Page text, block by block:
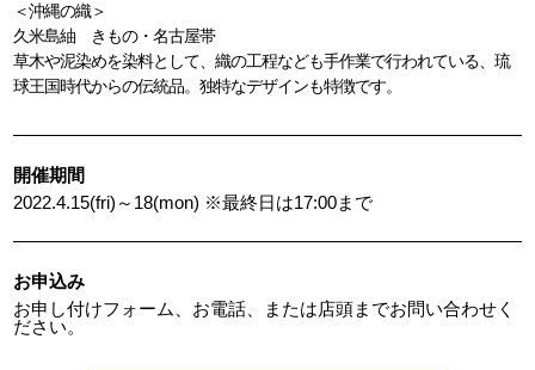
＜沖縄の織＞
久米島紬 きもの・名古屋帯
草木や泥染めを染料として、織の工程なども手作業で行われている、琉
球王国時代からの伝統品。独特なデザインも特徴です。
開催期間
2022.4.15(fri)～18(mon) ※最終日は17:00まで
お申込み
お申し付けフォーム、お電話、または店頭までお問い合わせく
ださい。